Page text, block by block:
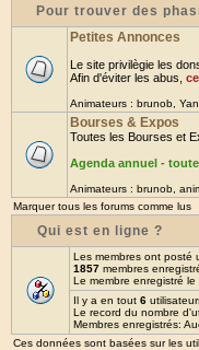
Pour trouver des
Petites Annonces
Le site privilègie les
Afin d'éviter les abus,
Animateurs : brunob
Bourses & Expos
Toutes les Bourses et
Agenda annuel -
Animateurs : brunob
Marquer tous les forums comme lus
Qui est en ligne ?
Les membres ont posté
1857 membres
Le membre enregistré
Il y a en tout 6
Le record du nombre
Membres enregistrés:
Ces données sont basées sur les